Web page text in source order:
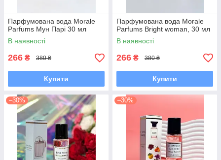
Парфумована вода Morale
Parfums Мун Парі 30 мл
В наявності
266 ₴ 380 ₴
Купити
Парфумована вода Morale
Parfums Bright woman, 30 мл
В наявності
266 ₴ 380 ₴
Купити
–30% –30%